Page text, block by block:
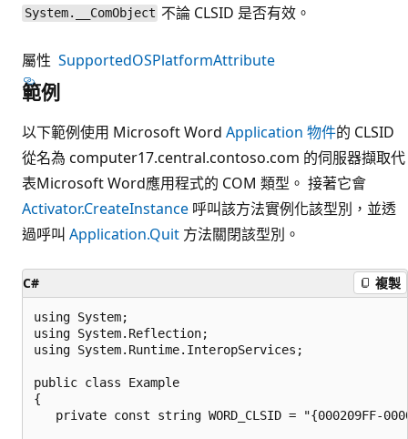
System.__ComObject 不論 CLSID 是否有效。
屬性 SupportedOSPlatformAttribute
範例
以下範例使用 Microsoft Word Application 物件的 CLSID
從名為 computer17.central.contoso.com 的伺服器擷取代
表Microsoft Word應用程式的 COM 類型。 接著它會
Activator.CreateInstance 呼叫該方法實例化該型別，並透
過呼叫 Application.Quit 方法關閉該型別。
C# 複製
using System;
using System.Reflection;
using System.Runtime.InteropServices;
public class Example
{
private const string WORD_CLSID = "{000209FF-